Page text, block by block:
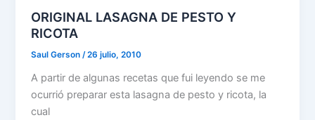
ORIGINAL LASAGNA DE PESTO Y
RICOTA
Saul Gerson/26 julio, 2010
A partir de algunas recetas que fui leyendo se me
ocurrió preparar esta lasagna de pesto y ricota, la
cual